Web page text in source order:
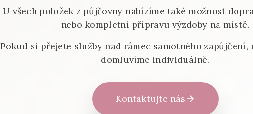
U všech položek z půjčovny nabízíme také možnost
nebo kompletní přípravu výzdoby na místě.
Pokud si přejete služby nad rámec samotného zapůjčení,
domluvíme individuálně.
Kontaktujte nás